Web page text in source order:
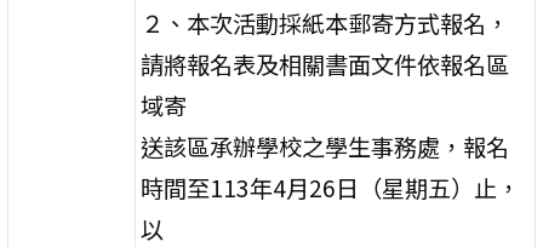
２、本次活動採紙本郵寄方式報名，
請將報名表及相關書面文件依報名區
域寄
送該區承辦學校之學生事務處，報名
時間至113年4月26日（星期五）止，
以